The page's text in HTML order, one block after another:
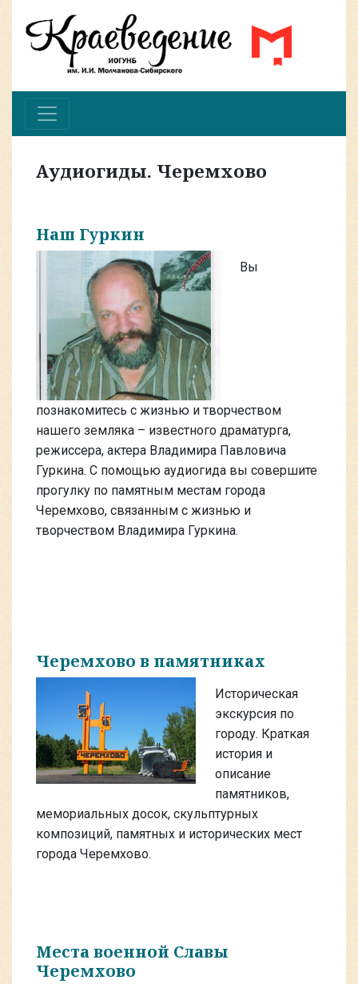
Аудиогиды. Черемхово
Наш Гуркин
Вы
познакомитесь с жизнью и творчеством
нашего земляка – известного драматурга,
режиссера, актера Владимира Павловича
Гуркина. С помощью аудиогида вы совершите
прогулку по памятным местам города
Черемхово, связанным с жизнью и
творчеством Владимира Гуркина.
Черемхово в памятниках
Историческая
экскурсия по
городу. Краткая
история и
описание
памятников,
мемориальных досок, скульптурных
композиций, памятных и исторических мест
города Черемхово.
Места военной Славы
Черемхово